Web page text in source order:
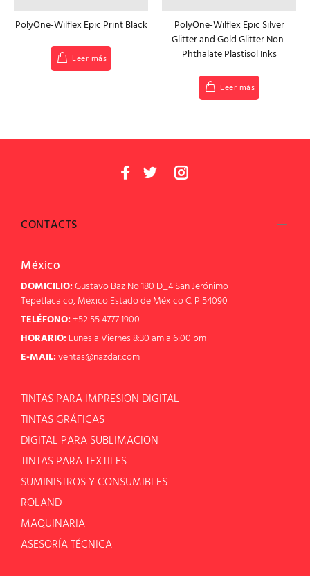
PolyOne-Wilflex Epic Print Black
Leer más
PolyOne-Wilflex Epic Silver
Glitter and Gold Glitter Non-
Phthalate Plastisol Inks
Leer más
CONTACTS
México
DOMICILIO:Gustavo Baz No 180 D_4 San Jerónimo
Tepetlacalco, México Estado de México C. P 54090
TELÉFONO:+52 55 4777 1900
HORARIO: Lunes a Viernes 8:30 am a 6:00 pm
E-MAIL:ventas@nazdar.com
TINTAS PARA IMPRESION DIGITAL
TINTAS GRÁFICAS
DIGITAL PARA SUBLIMACION
TINTAS PARA TEXTILES
SUMINISTROS Y CONSUMIBLES
ROLAND
MAQUINARIA
ASESORÍA TÉCNICA